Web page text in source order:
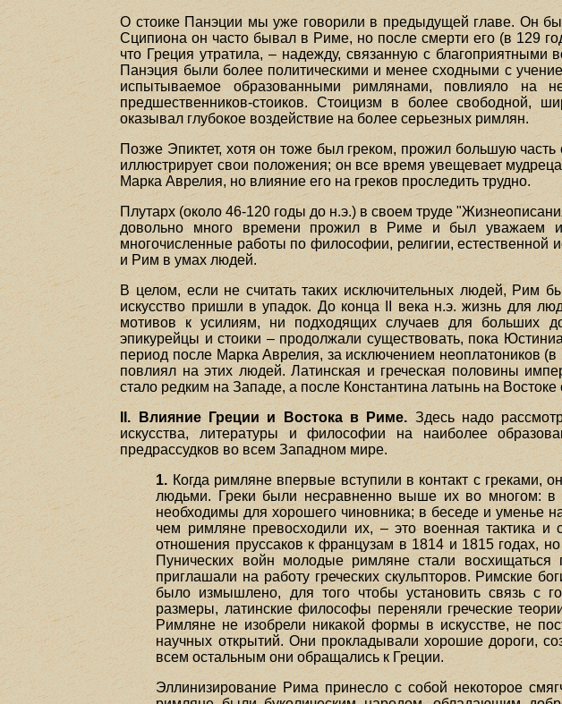
О стоике Панэции мы уже говорили в предыдущей главе. Он
Сципиона он часто бывал в Риме, но после смерти его (в 129
что Греция утратила, – надежду, связанную с благоприятными
Панэция были более политическими и менее сходными с
испытываемое образованными римлянами, повлияло на
предшественников-стоиков. Стоицизм в более
оказывал глубокое воздействие на более серьезных римлян.
Позже Эпиктет, хотя он тоже был греком, прожил большую
иллюстрирует свои положения; он все время увещевает
Марка Аврелия, но влияние его на греков проследить трудно.
Плутарх (около 46-120 годы до н.э.) в своем труде
довольно много времени прожил в Риме и был уважаем
многочисленные работы по философии, религии,
и Рим в умах людей.
В целом, если не считать таких исключительных людей, Рим
искусство пришли в упадок. До конца II века н.э. жизнь для
мотивов к усилиям, ни подходящих случаев для больших
эпикурейцы и стоики – продолжали существовать, пока
период после Марка Аврелия, за исключением неоплатоников
повлиял на этих людей. Латинская и греческая половины
стало редким на Западе, а после Константина латынь на
II. Влияние Греции и Востока в Риме. Здесь надо
искусства, литературы и философии на наиболее
предрассудков во всем Западном мире.
1. Когда римляне впервые вступили в контакт с
людьми. Греки были несравненно выше их во многом: в
необходимы для хорошего чиновника; в беседе и уменье
чем римляне превосходили их, – это военная тактика
отношения пруссаков к французам в 1814 и 1815 годах,
Пунических войн молодые римляне стали восхищаться
приглашали на работу греческих скульпторов. Римские
было измышлено, для того чтобы установить связь с
размеры, латинские философы переняли греческие
Римляне не изобрели никакой формы в искусстве, не
научных открытий. Они прокладывали хорошие дороги,
всем остальным они обращались к Греции.
Эллинизирование Рима принесло с собой некоторое